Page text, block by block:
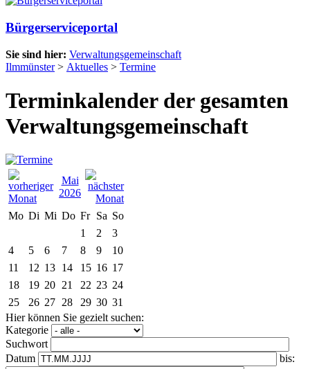
Bürgerserviceportal
Sie sind hier: Verwaltungsgemeinschaft
Ilmmünster> Aktuelles > Termine
Terminkalender der gesamten
Verwaltungsgemeinschaft
Mai
2026
Mo Di Mi Do Fr Sa So
1
2
3
4
5 6 7 8 9
10
11
12 13 14 15 16 17
18
19 20 21 22 23 24
25
26 27 28 29 30 31
Hier können Sie gezielt suchen:
Kategorie
Suchwort
Datum
bis: